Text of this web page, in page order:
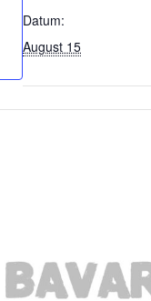
Datum:
August 15